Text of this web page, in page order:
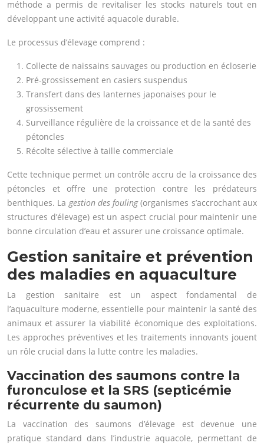
méthode a permis de revitaliser les stocks naturels tout en
développant une activité aquacole durable.
Le processus d’élevage comprend :
Collecte de naissains sauvages ou production en écloserie
Pré-grossissement en casiers suspendus
Transfert dans des lanternes japonaises pour le
grossissement
Surveillance régulière de la croissance et de la santé des
pétoncles
Récolte sélective à taille commerciale
Cette technique permet un contrôle accru de la croissance des
pétoncles et offre une protection contre les prédateurs
benthiques. Lagestion des fouling(organismes s’accrochant aux
structures d’élevage) est un aspect crucial pour maintenir une
bonne circulation d’eau et assurer une croissance optimale.
Gestion sanitaire et prévention
des maladies en aquaculture
La gestion sanitaire est un aspect fondamental de
l’aquaculture moderne, essentielle pour maintenir la santé des
animaux et assurer la viabilité économique des exploitations.
Les approches préventives et les traitements innovants jouent
un rôle crucial dans la lutte contre les maladies.
Vaccination des saumons contre la
furonculose et la SRS (septicémie
récurrente du saumon)
La vaccination des saumons d’élevage est devenue une
pratique standard dans l’industrie aquacole, permettant de